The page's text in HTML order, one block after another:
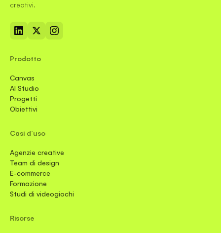
creativi.
Prodotto
Canvas
AI Studio
Progetti
Obiettivi
Casi d’uso
Agenzie creative
Team di design
E-commerce
Formazione
Studi di videogiochi
Risorse